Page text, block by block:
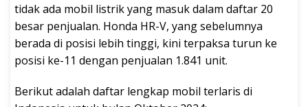
tidak ada mobil listrik yang masuk dalam daftar 20
besar penjualan. Honda HR-V, yang sebelumnya
berada di posisi lebih tinggi, kini terpaksa turun ke
posisi ke-11 dengan penjualan 1.841 unit.
Berikut adalah daftar lengkap mobil terlaris di